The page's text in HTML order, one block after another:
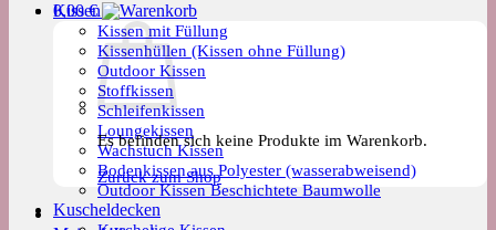
Kissen
Kissen mit Füllung
Kissenhüllen (Kissen ohne Füllung)
Outdoor Kissen
Stoffkissen
Schleifenkissen
Loungekissen
Wachstuch Kissen
Bodenkissen aus Polyester (wasserabweisend)
Outdoor Kissen Beschichtete Baumwolle
Kuscheldecken
0,00€
Es befinden sich keine Produkte im Warenkorb.
Zurück zum Shop